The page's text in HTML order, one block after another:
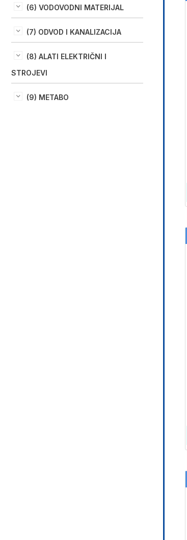
(6) VODOVODNI MATERIJAL
(7) ODVOD I KANALIZACIJA
(8) ALATI ELEKTRIČNI I
STROJEVI
(9) METABO